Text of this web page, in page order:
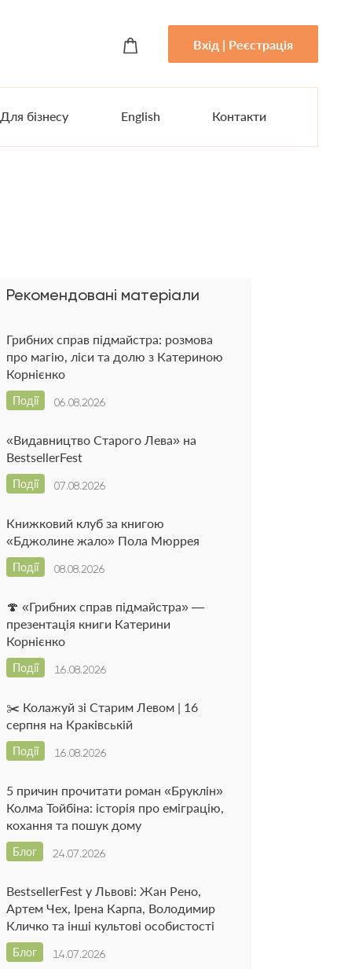
Вхід | Реєстрація
Для бізнесу English Контакти
Рекомендовані матеріали
Грибних справ підмайстра: розмова
про магію, ліси та долю з Катериною
Корнієнко
06.08.2026
Події
«Видавництво Старого Лева» на
BestsellerFest
07.08.2026
Події
Книжковий клуб за книгою
«Бджолине жало» Пола Мюррея
08.08.2026
Події
🍄 «Грибних справ підмайстра» —
презентація книги Катерини
Корнієнко
16.08.2026
Події
✂️ Колажуй зі Старим Левом | 16
серпня на Краківській
16.08.2026
Події
5 причин прочитати роман «Бруклін»
Колма Тойбіна: історія про еміграцію,
кохання та пошук дому
24.07.2026
Блог
BestsellerFest у Львові: Жан Рено,
Артем Чех, Ірена Карпа, Володимир
Кличко та інші культові особистості
14.07.2026
Блог